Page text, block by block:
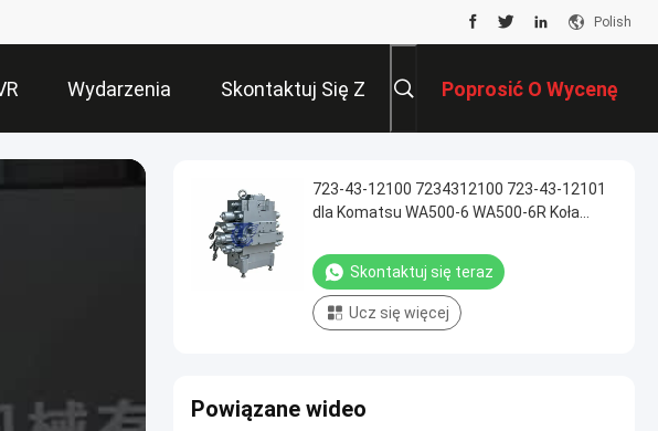
Polish
Wydarzenia Skontaktuj Się Z
Nami
Poprosić O Wycenę
723-43-12100 7234312100 723-43-12101
dla Komatsu WA500-6 WA500-6R Koła
sterujący Oryginalny
Skontaktuj się teraz
Ucz się więcej
Powiązane wideo